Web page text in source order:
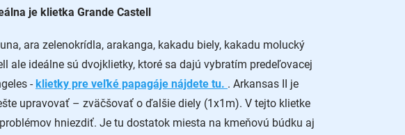
je klietka Grande Castell
ara zelenokrídla, arakanga, kakadu biely, kakadu molucký
ale ideálne sú dvojklietky, ktoré sa dajú vybratím predeľovacej
-klietky pre veľké papagáje nájdete tu. . Arkansas II je
upravovať – zväčšovať o ďalšie diely (1x1m). V tejto klietke
hniezdiť. Je tu dostatok miesta na kmeňovú búdku aj